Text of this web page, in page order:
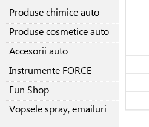
Produse chimice auto
Produse cosmetice auto
Accesorii auto
Instrumente FORCE
Fun Shop
Vopsele spray, emailuri